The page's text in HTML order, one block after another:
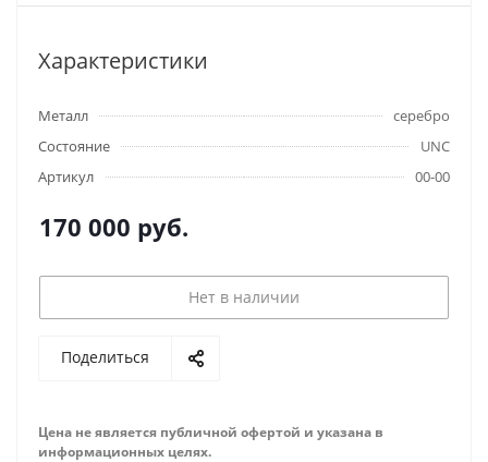
Характеристики
Металл
серебро
Состояние
UNC
Артикул
00-00
170 000 руб.
Нет в наличии
Поделиться
Цена не является публичной офертой и указана в
информационных целях.